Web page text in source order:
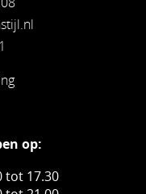
op:
tot 17.30